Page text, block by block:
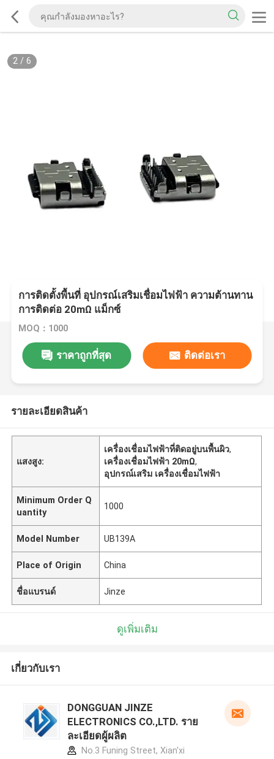
2/ 6
การติดตั้งพื้นที่ อุปกรณ์เสริมเชื่อมไฟฟ้า ความต้านทาน
การติดต่อ 20mΩ แม็กซ์
MOQ：1000
ราคาถูกที่สุด ติดต่อเรา
รายละเอียดสินค้า
แสงสูง:
เครื่องเชื่อมไฟฟ้าที่ติดอยู่บนพื้นผิว,
เครื่องเชื่อมไฟฟ้า 20mΩ,
อุปกรณ์เสริม เครื่องเชื่อมไฟฟ้า
Minimum Order Q
uantity
1000
Model Number UB139A
Place of Origin China
ชื่อแบรนด์ Jinze
ดูเพิ่มเติม
เกี่ยวกับเรา
DONGGUAN JINZE
ELECTRONICS CO.,LTD. ราย
ละเอียดผู้ผลิต
No.3 Funing Street, Xian'xi